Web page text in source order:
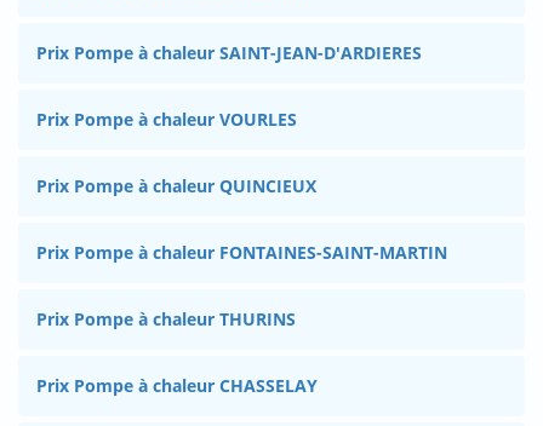
Prix Pompe à chaleur SAINT-JEAN-D'ARDIERES
Prix Pompe à chaleur VOURLES
Prix Pompe à chaleur QUINCIEUX
Prix Pompe à chaleur FONTAINES-SAINT-MARTIN
Prix Pompe à chaleur THURINS
Prix Pompe à chaleur CHASSELAY